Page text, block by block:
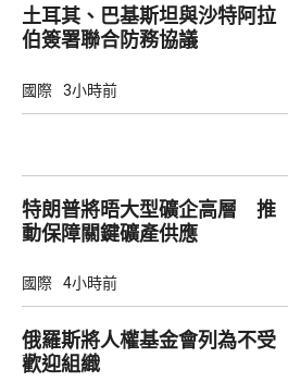
土耳其、巴基斯坦與沙特阿拉
伯簽署聯合防務協議
國際 3小時前
特朗普將晤大型礦企高層 推
動保障關鍵礦產供應
國際 4小時前
俄羅斯將人權基金會列為不受
歡迎組織